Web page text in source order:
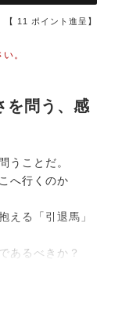
【 11 ポイント進呈】
。
を問う、感
うことだ。
へ行くのか
える「引退馬」
あるべきか？
、誕生から現役